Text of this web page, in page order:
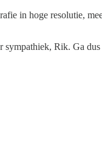
in hoge resolutie,
Rik. Ga dus